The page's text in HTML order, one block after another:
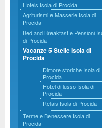
Hotels Isola di Procida
Agriturismi e Masserie Isola di
Procida
Bed and Breakfast e Pensioni
di Procida
Vacanze 5 Stelle Isola di
Procida
Dimore storiche Isola di
Procida
Hotel di lusso Isola di
Procida
Relais Isola di Procida
Terme e Benessere Isola di
Procida